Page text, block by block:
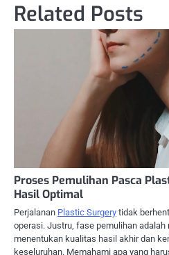
Related Posts
Proses Pemulihan Pasca
Hasil Optimal
Perjalanan Plastic Surgery tidak
operasi. Justru, fase pemulihan
menentukan kualitas hasil akhir dan
keseluruhan. Memahami apa yang